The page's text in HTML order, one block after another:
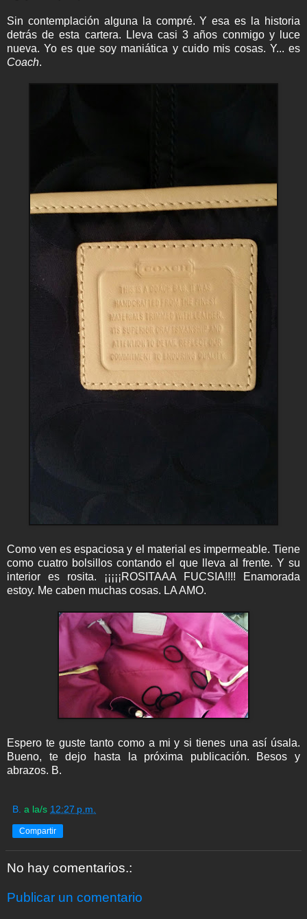
Sin contemplación alguna la compré. Y esa es la historia
detrás de esta cartera. Lleva casi 3 años conmigo y luce
nueva. Yo es que soy maniática y cuido mis cosas. Y... es
Coach.
Como ven es espaciosa y el material es impermeable. Tiene
como cuatro bolsillos contando el que lleva al frente. Y su
interior es rosita. ¡¡¡¡¡ROSITAAA FUCSIA!!!! Enamorada
estoy. Me caben muchas cosas. LA AMO.
Espero te guste tanto como a mi y si tienes una así úsala.
Bueno, te dejo hasta la próxima publicación. Besos y
abrazos. B.
B. a la/s 12:27 p.m.
Compartir
No hay comentarios.:
Publicar un comentario